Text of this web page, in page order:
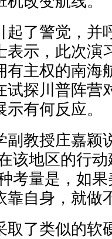
起了警觉，并
表示，此次演
有主权的南海
试探川普阵营
有何反应。
教授庄嘉颖
该地区的行
考量是，如
靠自身，就做
取了类似的软